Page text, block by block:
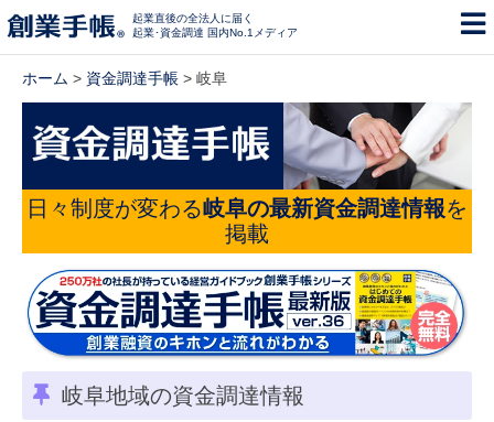
起業直後の全法人に届く
起業･資金調達 国内No.1メディア
ホーム > 資金調達手帳 > 岐阜
日々制度が変わる岐阜の最新資金調達情報を
掲載
岐阜地域の資金調達情報